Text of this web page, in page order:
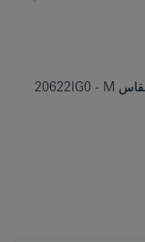
20622IG0